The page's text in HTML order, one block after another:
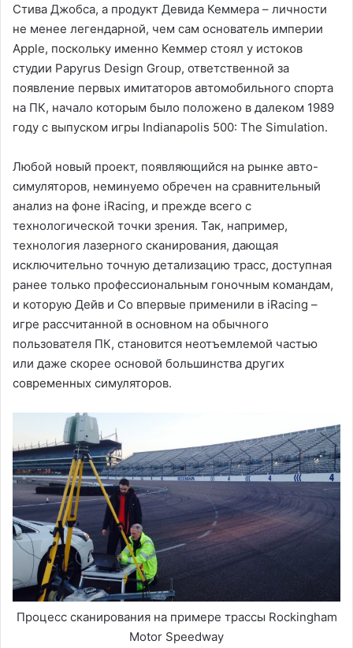
Стива Джобса, а продукт Девида Кеммера – личности
не менее легендарной, чем сам основатель империи
Apple, поскольку именно Кеммер стоял у истоков
студии Papyrus Design Group, ответственной за
появление первых имитаторов автомобильного спорта
на ПК, начало которым было положено в далеком 1989
году с выпуском игры Indianapolis 500: The Simulation.
Любой новый проект, появляющийся на рынке авто-
симуляторов, неминуемо обречен на сравнительный
анализ на фоне iRacing, и прежде всего с
технологической точки зрения. Так, например,
технология лазерного сканирования, дающая
исключительно точную детализацию трасс, доступная
ранее только профессиональным гоночным командам,
и которую Дейв и Co впервые применили в iRacing –
игре рассчитанной в основном на обычного
пользователя ПК, становится неотъемлемой частью
или даже скорее основой большинства других
современных симуляторов.
Процесс сканирования на примере трассы Rockingham
Motor Speedway